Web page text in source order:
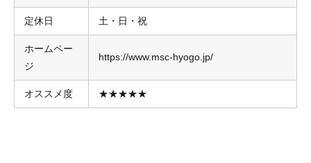
定休日 土・日・祝
ホームペー
ジ
https://www.msc-hyogo.jp/
オススメ度 ★★★★★